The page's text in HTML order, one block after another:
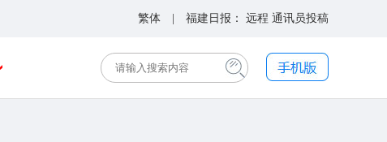
繁体 | 福建日报： 远程 通讯员投稿